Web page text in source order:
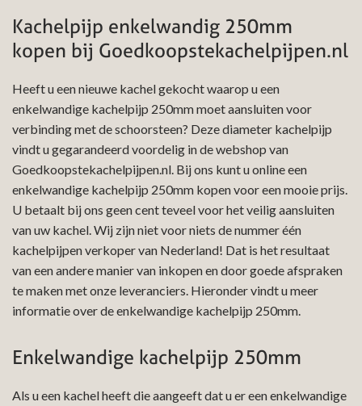
Kachelpijp enkelwandig 250mm
kopen bij Goedkoopstekachelpijpen.nl
Heeft u een nieuwe kachel gekocht waarop u een
enkelwandige kachelpijp 250mm moet aansluiten voor
verbinding met de schoorsteen? Deze diameter kachelpijp
vindt u gegarandeerd voordelig in de webshop van
Goedkoopstekachelpijpen.nl. Bij ons kunt u online een
enkelwandige kachelpijp 250mm kopen voor een mooie prijs.
U betaalt bij ons geen cent teveel voor het veilig aansluiten
van uw kachel. Wij zijn niet voor niets de nummer één
kachelpijpen verkoper van Nederland! Dat is het resultaat
van een andere manier van inkopen en door goede afspraken
te maken met onze leveranciers. Hieronder vindt u meer
informatie over de enkelwandige kachelpijp 250mm.
Enkelwandige kachelpijp 250mm
Als u een kachel heeft die aangeeft dat u er een enkelwandige